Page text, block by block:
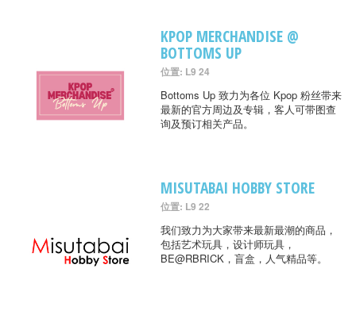
KPOP MERCHANDISE @
BOTTOMS UP
位置: L9 24
Bottoms Up 致力为各位 Kpop 粉丝带来
最新的官方周边及专辑，客人可带图查
询及预订相关产品。
MISUTABAI HOBBY STORE
位置: L9 22
我们致力为大家带来最新最潮的商品，
包括艺术玩具，设计师玩具，
BE@RBRICK，盲盒，人气精品等。